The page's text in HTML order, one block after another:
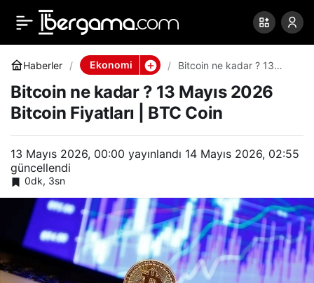
Haberler Ekonomi
Bitcoin ne kadar ? 13
Fiyatları | BTC Coin
Bitcoin ne kadar ? 13 Mayıs 2026
Bitcoin Fiyatları | BTC Coin
13 Mayıs 2026, 00:00 yayınlandı 14 Mayıs 2026, 02:55
güncellendi
0dk, 3sn
Bitcoin ne kadar ? 13
Mayıs 2026 Bitcoin
Fiyatları | BTC Coin
0 Paylaş